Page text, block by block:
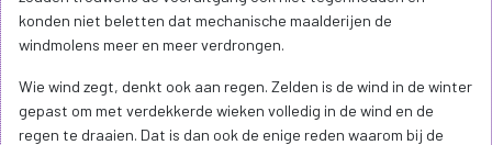
graan en meel tussen de niveaus worden verhandeld. Tegen de
zoldering bevinden zich twee bollenregulators, die zijn geplaatst
op het respectieve lichtwerk van de steenkoppels om bij
veranderlijke wind automatisch de gewenste afstand tussen de
twee molenstenen te regelen. De standaard draagt de inscriptie
‘Dumortier Omer 1893’ en ‘Vromans’. Op de steenbalk zijn de